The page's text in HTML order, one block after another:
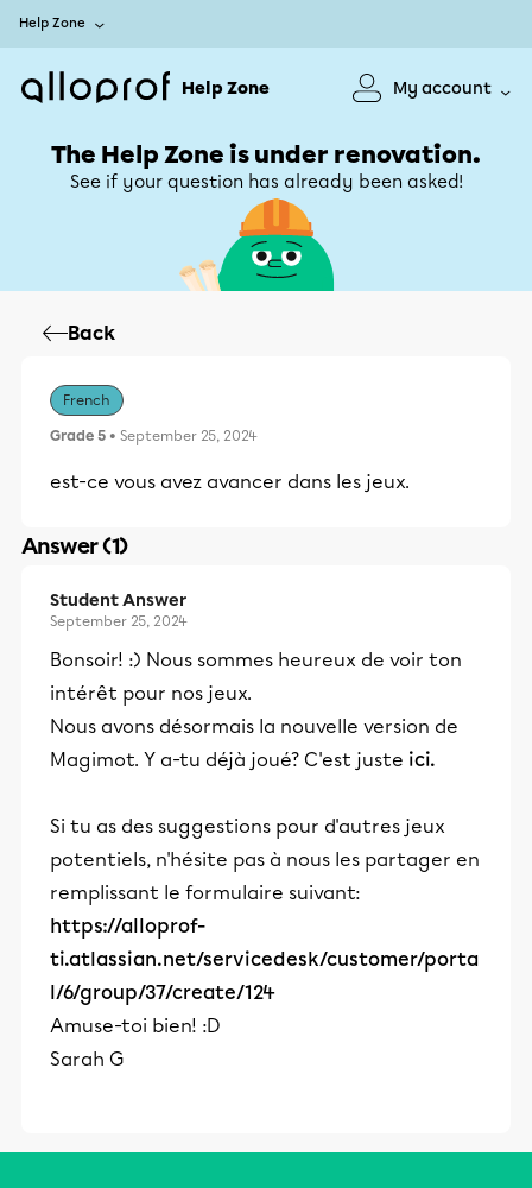
Help Zone
Help Zone My account
The Help Zone is under renovation.
See if your question has already been asked!
Back
French
Grade 5 • September 25, 2024
est-ce vous avez avancer dans les jeux.
Answer (1)
Student Answer
September 25, 2024
Bonsoir! :) Nous sommes heureux de voir ton
intérêt pour nos jeux.
Nous avons désormais la nouvelle version de
Magimot. Y a-tu déjà joué? C'est juste ici.
Si tu as des suggestions pour d'autres jeux
potentiels, n'hésite pas à nous les partager en
remplissant le formulaire suivant:
https://alloprof-
ti.atlassian.net/servicedesk/customer/porta
l/6/group/37/create/124
Amuse-toi bien! :D
Sarah G